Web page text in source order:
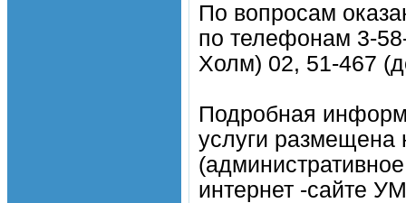
По вопросам
по телефонам 3-
Холм) 02, 51-467
Подробная
услуги
интернет -сайте